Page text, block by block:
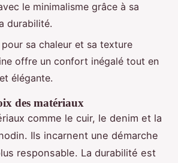
le minimalisme grâce à sa
durabilité.
pour sa chaleur et sa texture
offre un confort inégalé tout en
élégante.
des matériaux
comme le cuir, le denim et la
Ils incarnent une démarche
responsable. La durabilité est